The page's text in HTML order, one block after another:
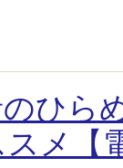
ひら
メ【